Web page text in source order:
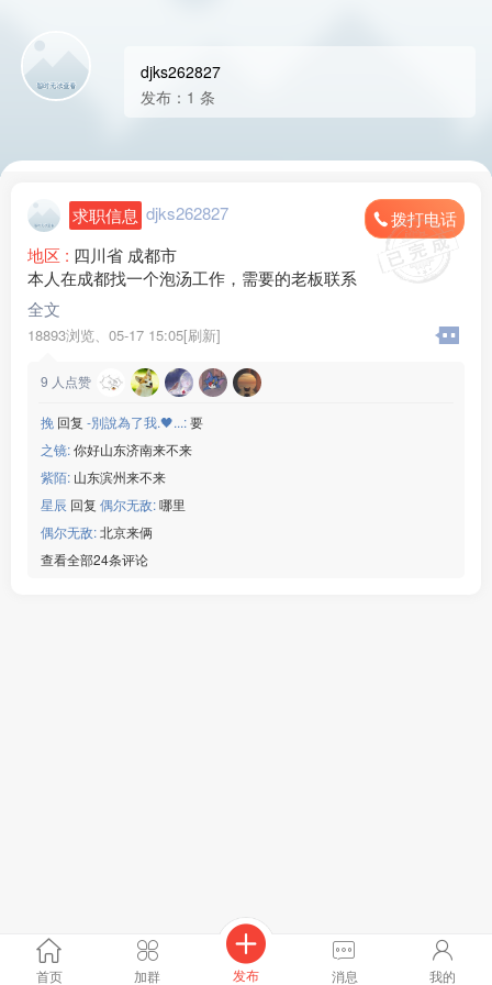
djks262827
发布：1 条
求职信息 djks262827
拨打电话
地区 : 四川省 成都市
本人在成都找一个泡汤工作，需要的老板联系
全文
18893浏览、 05-17 15:05[刷新]
9 人点赞
挽 回复 -別說為了我.🖤...:要
之镜:你好山东济南来不来
紫陌: 山东滨州来不来
星辰 回复 偶尔无敌:哪里
偶尔无敌:北京来俩
查看全部24条评论
首页 加群 发布 消息 我的